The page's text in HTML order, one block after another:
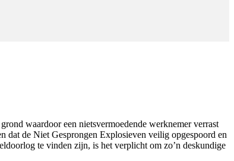
waardoor een nietsvermoedende werknemer verrast
dat de Niet Gesprongen Explosieven veilig opgespoord en
te vinden zijn, is het verplicht om zo’n deskundige